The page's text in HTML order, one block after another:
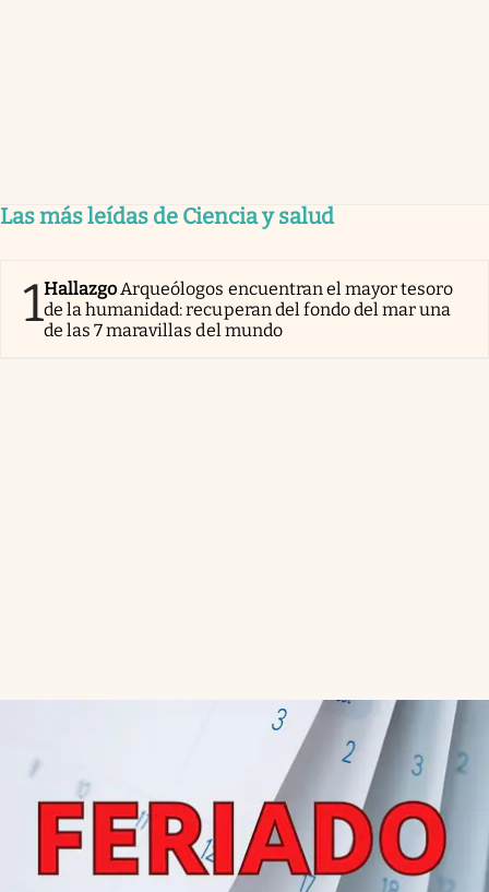
Las más leídas de Ciencia y salud
1HallazgoArqueólogos encuentran el mayor tesoro
de la humanidad: recuperan del fondo del mar una
de las 7 maravillas del mundo